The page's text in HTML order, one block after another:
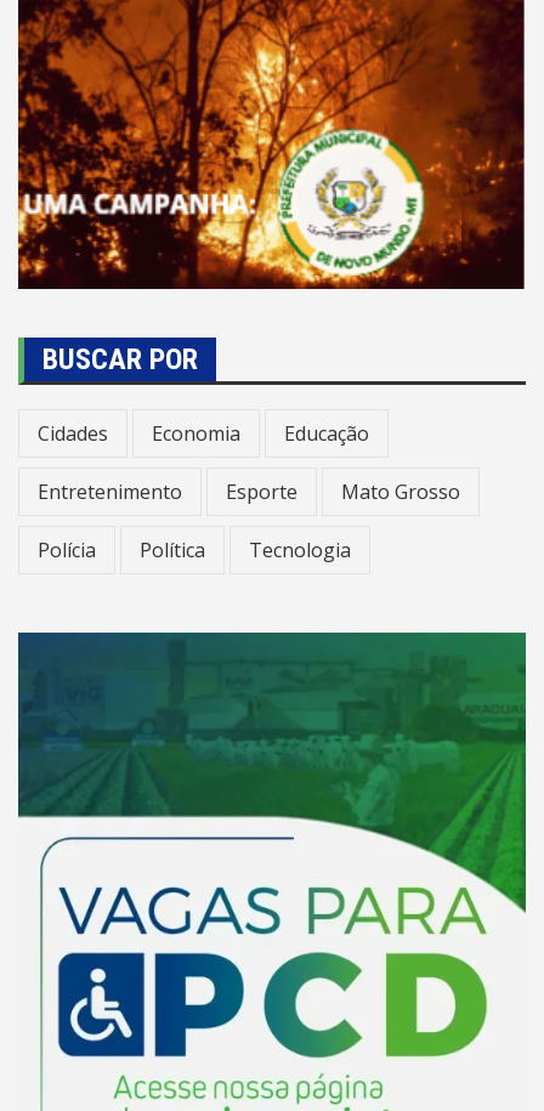
BUSCAR POR
Cidades Economia Educação
Entretenimento Esporte Mato Grosso
Polícia Política Tecnologia